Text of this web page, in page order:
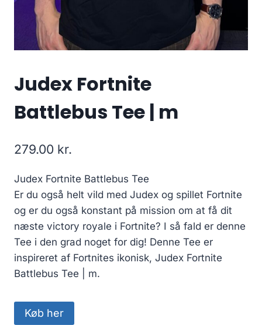
Judex Fortnite
Battlebus Tee | m
279.00 kr.
Judex Fortnite Battlebus Tee
Er du også helt vild med Judex og spillet Fortnite
og er du også konstant på mission om at få dit
næste victory royale i Fortnite? I så fald er denne
Tee i den grad noget for dig! Denne Tee er
inspireret af Fortnites ikonisk, Judex Fortnite
Battlebus Tee | m.
Køb her